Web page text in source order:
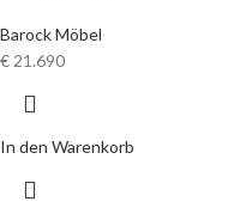
Barock Möbel
€21.690
In den Warenkorb